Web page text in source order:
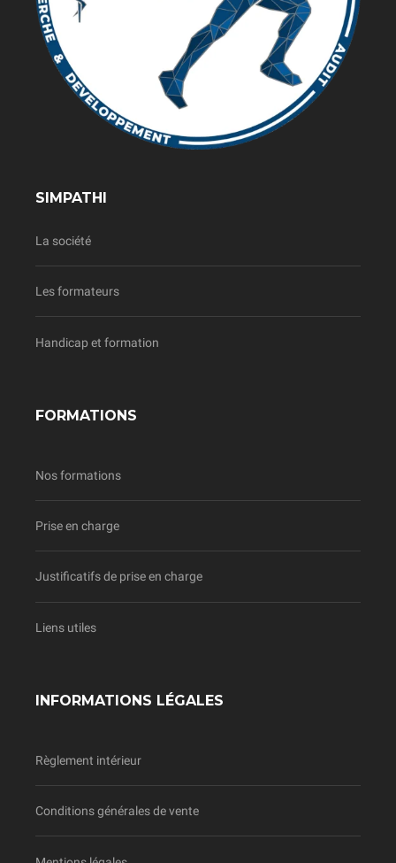
SIMPATHI
La société
Les formateurs
Handicap et formation
FORMATIONS
Nos formations
Prise en charge
Justificatifs de prise en charge
Liens utiles
INFORMATIONS LÉGALES
Règlement intérieur
Conditions générales de vente